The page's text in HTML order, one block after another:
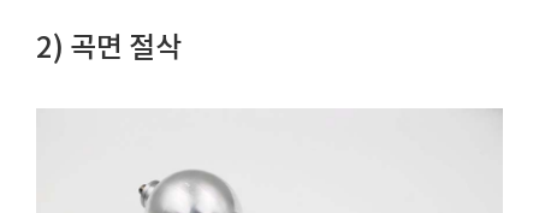
2) 곡면 절삭